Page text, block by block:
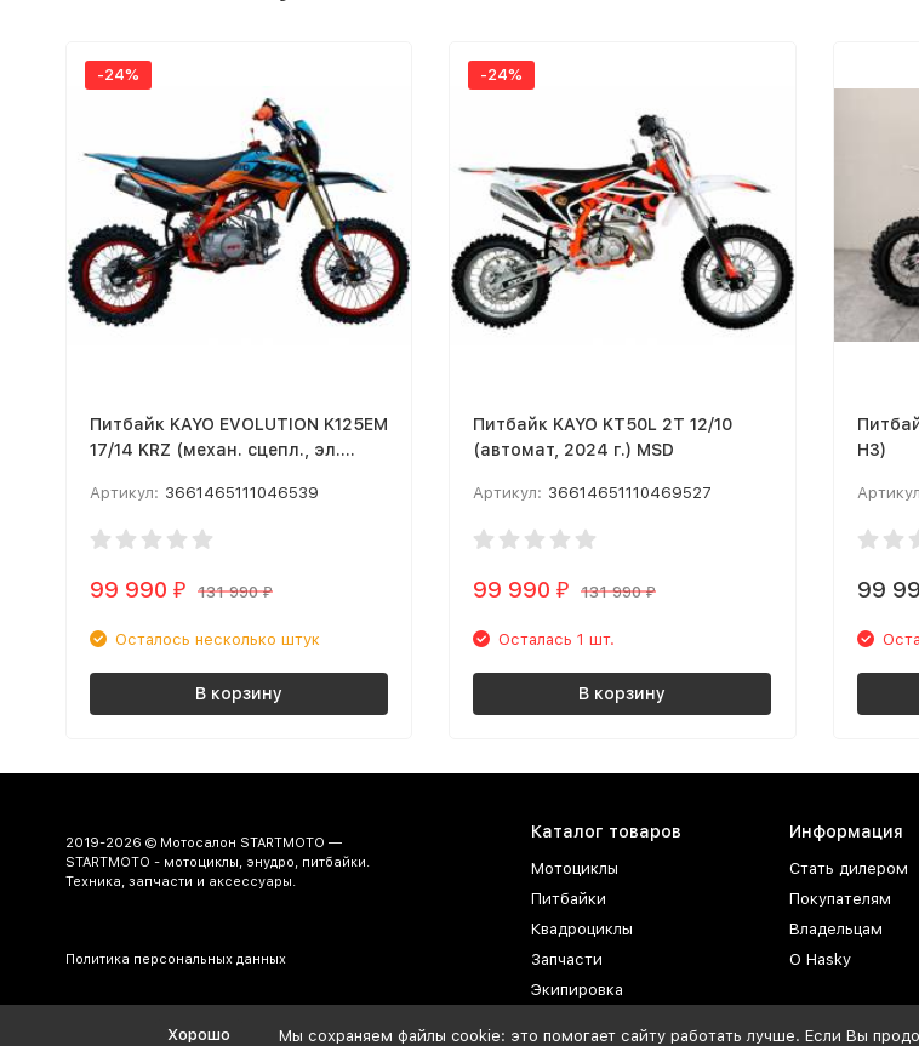
-24%
Питбайк KAYO EVOLUTION K125EM
17/14 KRZ (механ. сцепл., эл.
Артикул: 3661465111046539
99 990 ₽ 131 990₽
Осталось несколько штук
В корзину
-24%
Питбайк KAYO KT50L 2T 12/10
(автомат, 2024 г.) MSD
Артикул: 36614651110469527
99 990₽ 131 990₽
Осталась 1 шт.
В корзину
H3)
99
2019-2026 © Мотосалон STARTMOTO —
STARTMOTO - мотоциклы, энудро, питбайки.
Техника, запчасти и аксессуары.
Политика персональных данных
Каталог товаров
Мотоциклы
Питбайки
Квадроциклы
Запчасти
Экипировка
Информация
Стать дилером
Покупателям
Владельцам
О Hasky
Хорошо Мы сохраняем файлы cookie: это помогает сайту работать лучше. Если Вы